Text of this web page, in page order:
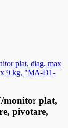
plat, diag. max
9 kg, "MA-D1-
monitor plat,
pivotare,